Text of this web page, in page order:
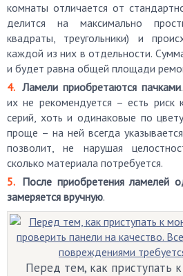
комнаты отличается от
делится на максимально
квадраты, треугольники) и
каждой из них в отдельности.
и будет равна общей площади
Ламели приобретаются пачками
их не рекомендуется – есть риск
серий, хоть и одинаковые по
проще – на ней всегда
позволит, не нарушая
сколько материала потребуется.
После приобретения ламелей
замеряется вручную.
Перед тем, как приступать